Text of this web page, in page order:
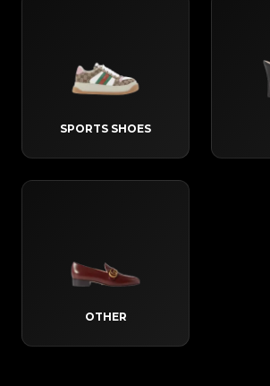
SPORTS SHOES
OTHER